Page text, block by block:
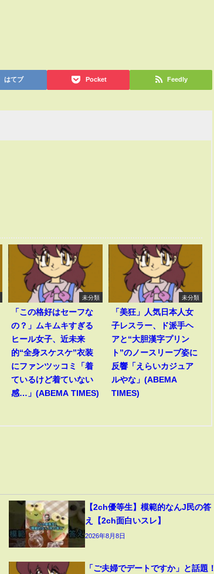
はてブ Pocket Feedly
未分類
「この格好はセーフな
の？」ムキムキすぎる
ヒール女子、近未来
的“全身スケスケ”衣装
にファンツッコミ「着
ているけど着ていない
感…」(ABEMA TIMES)
未分類
「美狂」人気日本人女
子レスラー、ド派手ヘ
アと“大胆漢字プリン
ト”のノースリーブ姿に
反響「えらいカジュア
ルやな」(ABEMA
TIMES)
【2ch優等生】模範的なんJ民の答
え【2ch面白いスレ】
2026年8月8日
「ご夫婦でデートですか」と話題！